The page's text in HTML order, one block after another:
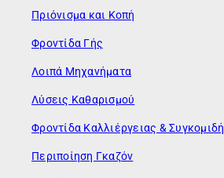
Πριόνισμα και Κοπή
Φροντίδα Γής
Λοιπά Μηχανήματα
Λύσεις Καθαρισμού
Φροντίδα Καλλιέργειας & Συγκομιδή
Περιποίηση Γκαζόν